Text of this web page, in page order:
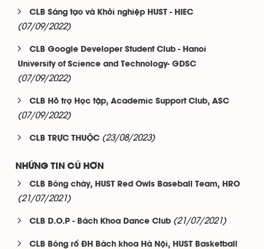
CLB Sáng tạo và Khởi nghiệp HUST - HIEC
(07/09/2022)
CLB Google Developer Student Club - Hanoi
University of Science and Technology- GDSC
(07/09/2022)
CLB Hỗ trợ Học tập, Academic Support Club, ASC
(07/09/2022)
CLB TRỰC THUỘC (23/08/2023)
NHỮNG TIN CŨ HƠN
CLB Bóng chày, HUST Red Owls Baseball Team, HRO
(21/07/2021)
CLB D.O.P - Bách Khoa Dance Club (21/07/2021)
CLB Bóng rổ ĐH Bách khoa Hà Nội, HUST Basketball